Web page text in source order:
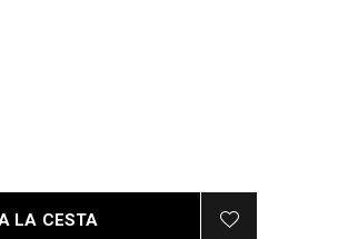
LA CESTA